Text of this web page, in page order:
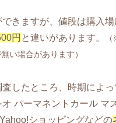
きますが、値段は購入場
円 と違いがあります。
い場合があります）
したところ、時期によ
パーマネントカール マ
ショッピングなどの